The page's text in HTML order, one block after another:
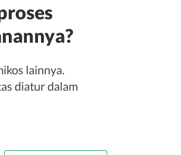
lainnya.
diatur dalam